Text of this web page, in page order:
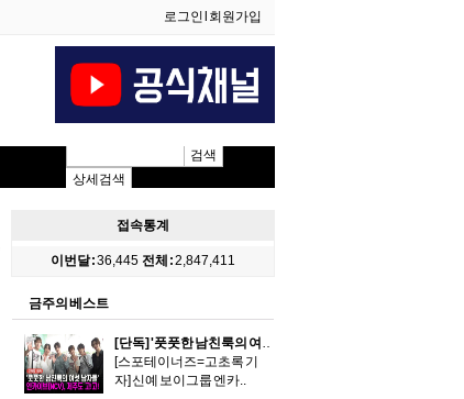
로그인 회원가입
검색
상세검색
접속통계
이번달 :36,445 전체 :2,847,411
금주의 베스트
[단독] '풋풋한 남친룩의 여섯 남자들' 엔카이브(NCV), 스케줄 차 제주도 고!고!
​[스포테이너즈=고초록 기
자] 신예 보이그룹 엔카..